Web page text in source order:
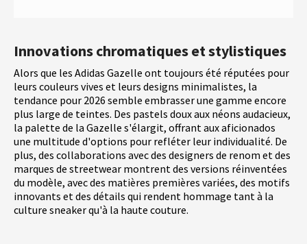
Innovations chromatiques et stylistiques
Alors que les Adidas Gazelle ont toujours été réputées pour
leurs couleurs vives et leurs designs minimalistes, la
tendance pour 2026 semble embrasser une gamme encore
plus large de teintes. Des pastels doux aux néons audacieux,
la palette de la Gazelle s'élargit, offrant aux aficionados
une multitude d'options pour refléter leur individualité. De
plus, des collaborations avec des designers de renom et des
marques de streetwear montrent des versions réinventées
du modèle, avec des matières premières variées, des motifs
innovants et des détails qui rendent hommage tant à la
culture sneaker qu'à la haute couture.